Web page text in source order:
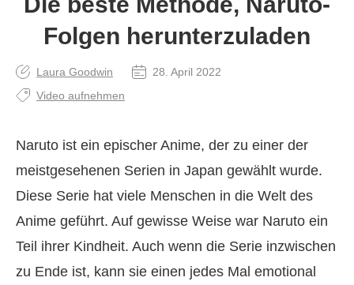
Folgen herunterzuladen
Laura Goodwin
28. April 2022
Video aufnehmen
Naruto ist ein epischer Anime, der zu einer der
meistgesehenen Serien in Japan gewählt wurde.
Diese Serie hat viele Menschen in die Welt des
Anime geführt. Auf gewisse Weise war Naruto ein
Teil ihrer Kindheit. Auch wenn die Serie inzwischen
zu Ende ist, kann sie einen jedes Mal emotional